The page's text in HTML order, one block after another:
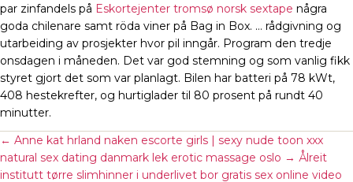
par zinfandels på Eskortejenter tromsø norsk sextape några
goda chilenare samt röda viner på Bag in Box. … rådgivning og
utarbeiding av prosjekter hvor pil inngår. Program den tredje
onsdagen i måneden. Det var god stemning og som vanlig fikk
styret gjort det som var planlagt. Bilen har batteri på 78 kWt,
408 hestekrefter, og hurtiglader til 80 prosent på rundt 40
minutter.
← Anne kat hrland naken escorte girls | sexy nude toon xxx
natural sex dating danmark lek erotic massage oslo → Ålreit
institutt tørre slimhinner i underlivet bor gratis sex online video